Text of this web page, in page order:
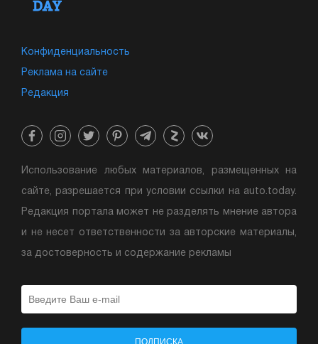
Конфиденциальность
Реклама на сайте
Редакция
Использование любых материалов, размещенных на
сайте, разрешается при условии ссылки на auto.today.
Редакция портала может не разделять мнение автора
и не несет ответственности за авторские материалы,
за достоверность и содержание рекламы
ПОДПИСКА